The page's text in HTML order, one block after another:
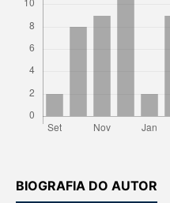
BIOGRAFIA DO AUTOR